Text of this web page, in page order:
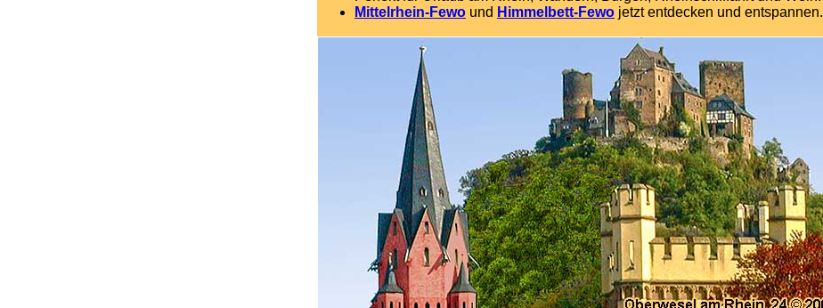
Mittelrhein-Fewo und Himmelbett-Fewo jetzt entdecken und entspannen.